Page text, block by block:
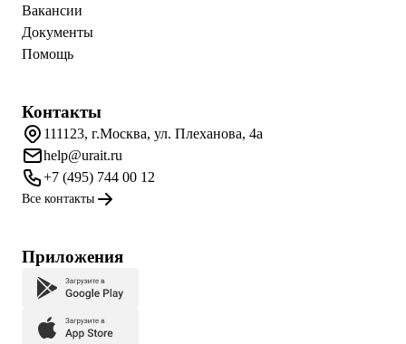
Вакансии
Документы
Помощь
Контакты
111123, г.Москва, ул. Плеханова, 4а
help@urait.ru
+7 (495) 744 00 12
Все контакты
Приложения